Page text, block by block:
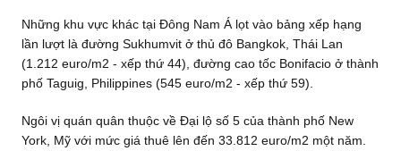
Những khu vực khác tại Đông Nam Á lọt vào bảng xếp hạng
lần lượt là đường Sukhumvit ở thủ đô Bangkok, Thái Lan
(1.212 euro/m2 - xếp thứ 44), đường cao tốc Bonifacio ở thành
phố Taguig, Philippines (545 euro/m2 - xếp thứ 59).
Ngôi vị quán quân thuộc về Đại lộ số 5 của thành phố New
York, Mỹ với mức giá thuê lên đến 33.812 euro/m2 một năm.